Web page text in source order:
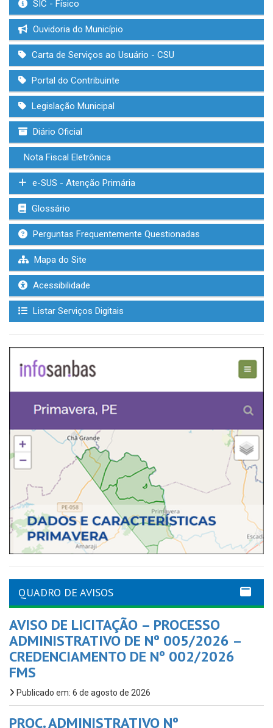
SIC - Físico
Ouvidoria do Município
Carta de Serviços ao Usuário - CSU
Portal do Contribuinte
Legislação Municipal
Diário Oficial
Nota Fiscal Eletrônica
e-SUS - Atenção Primária
Glossário
Perguntas Frequentemente Questionadas
Mapa do Site
Acessibilidade
Listar Serviços Digitais
QUADRO DE AVISOS
AVISO DE LICITAÇÃO – PROCESSO
ADMINISTRATIVO DE Nº 005/2026 –
CREDENCIAMENTO DE Nº 002/2026
FMS
Publicado em: 6 de agosto de 2026
PROC. ADMINISTRATIVO Nº